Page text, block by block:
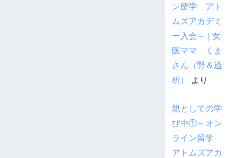
ン留学 アト
ムズアカデミ
ー入会～ | 女
医ママ くま
さん（腎＆透
析）
より
親としての学
び中①～オン
ライン留学
アトムズアカ